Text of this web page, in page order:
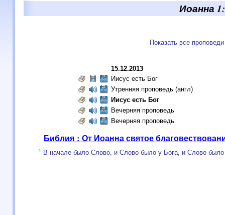
Иоанна
Показать все
15.12.2013
Иисус есть Бог
Утренняя проповедь (англ)
Иисус есть Бог
Вечерняя проповедь
Вечерняя проповедь
Библия : От Иоанна святое
1 В начале было Слово, и Слово было у Бога, и Слово было